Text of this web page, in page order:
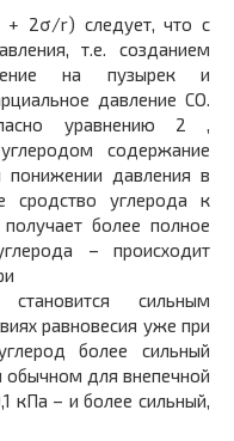
+ 2σ/r) следует, что с
т.е. созданием
на пузырек и
давление СО.
уравнению 2 ,
содержание
понижении давления в
сродство углерода к
более полное
– происходит
сильным
равновесия уже при
более сильный
обычном для внепечной
кПа – и более сильный,